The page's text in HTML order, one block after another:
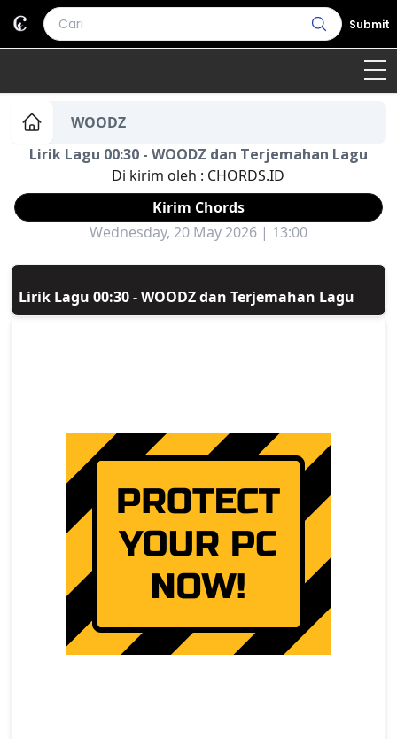
Submit
Home
Genre Country Bahasa Daerah
Lagu Umum
WOODZ
Lirik Lagu 00:30 - WOODZ dan Terjemahan Lagu
Di kirim oleh : CHORDS.ID
Kirim Chords
Wednesday, 20 May 2026 | 13:00
Lirik Lagu 00:30 - WOODZ dan Terjemahan Lagu